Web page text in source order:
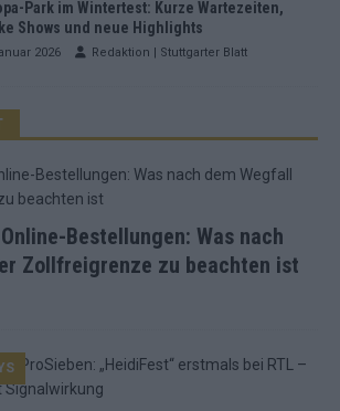
Park im Wintertest: Kurze Wartezeiten,
Shows und neue Highlights
2026 Redaktion | Stuttgarter Blatt
Bestellungen: Was nach
Zollfreigrenze zu beachten ist